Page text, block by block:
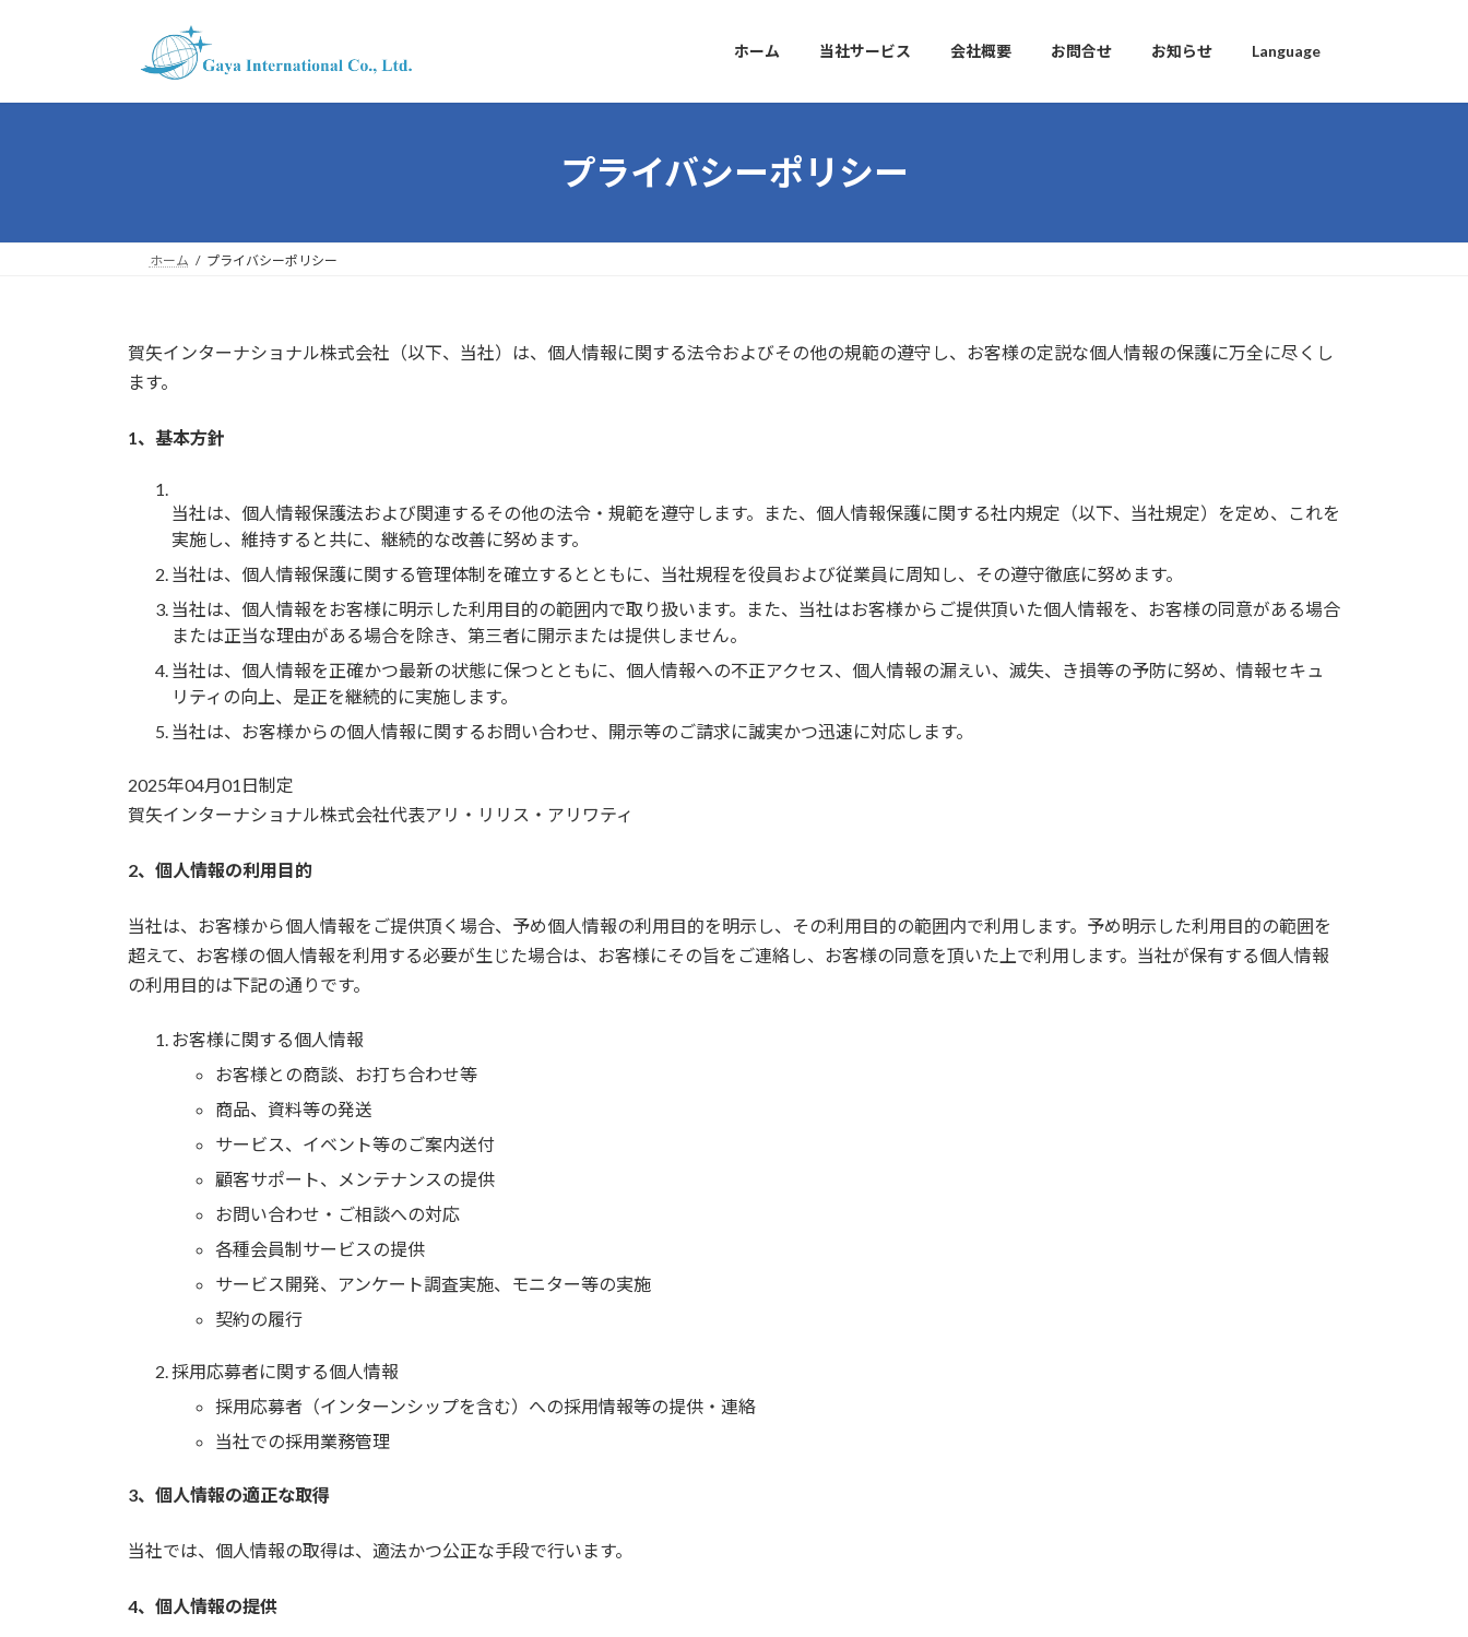
プ
動
ホーム 当社サービス 会社概要 お問合せ お知らせ Language
プライバシーポリシー
ホーム プライバシーポリシー
賀矢インターナショナル株式会社（以下、当社）は、個人情報に関する法令およびその他の規範の遵守し、お客様の定説な個人情報の保護に万全に尽くし
ます。
1、基本方針
当社は、個人情報保護法および関連するその他の法令・規範を遵守します。また、個人情報保護に関する社内規定（以下、当社規定）を定め、これを
実施し、維持すると共に、継続的な改善に努めます。
当社は、個人情報保護に関する管理体制を確立するとともに、当社規程を役員および従業員に周知し、その遵守徹底に努めます。
当社は、個人情報をお客様に明示した利用目的の範囲内で取り扱います。また、当社はお客様からご提供頂いた個人情報を、お客様の同意がある場合
または正当な理由がある場合を除き、第三者に開示または提供しません。
当社は、個人情報を正確かつ最新の状態に保つとともに、個人情報への不正アクセス、個人情報の漏えい、滅失、き損等の予防に努め、情報セキュ
リティの向上、是正を継続的に実施します。
当社は、お客様からの個人情報に関するお問い合わせ、開示等のご請求に誠実かつ迅速に対応します。
2025年04月01日制定
賀矢インターナショナル株式会社代表アリ・リリス・アリワティ
2、個人情報の利用目的
当社は、お客様から個人情報をご提供頂く場合、予め個人情報の利用目的を明示し、その利用目的の範囲内で利用します。予め明示した利用目的の範囲を
超えて、お客様の個人情報を利用する必要が生じた場合は、お客様にその旨をご連絡し、お客様の同意を頂いた上で利用します。当社が保有する個人情報
の利用目的は下記の通りです。
お客様に関する個人情報
お客様との商談、お打ち合わせ等
商品、資料等の発送
サービス、イベント等のご案内送付
顧客サポート、メンテナンスの提供
お問い合わせ・ご相談への対応
各種会員制サービスの提供
サービス開発、アンケート調査実施、モニター等の実施
契約の履行
採用応募者に関する個人情報
採用応募者（インターンシップを含む）への採用情報等の提供・連絡
当社での採用業務管理
3、個人情報の適正な取得
当社では、個人情報の取得は、適法かつ公正な手段で行います。
4、個人情報の提供